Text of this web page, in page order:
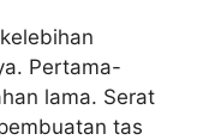
Pertama-
lama. Serat
tas